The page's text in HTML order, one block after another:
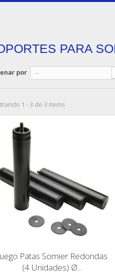
PARA
por --
1 - 3 de 3 items
Patas Somier Redondas
(4 Unidades) Ø...